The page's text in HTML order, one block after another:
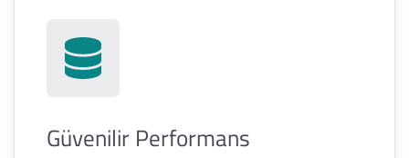
Güvenilir Performans